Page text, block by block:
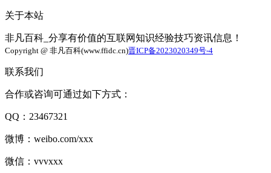
关于本站
非凡百科_分享有价值的互联网知识经验技巧资讯信息！
Copyright @ 非凡百科(www.ffidc.cn)晋ICP备2023020349号-4
联系我们
合作或咨询可通过如下方式：
QQ：23467321
微博：weibo.com/xxx
微信：vvvxxx